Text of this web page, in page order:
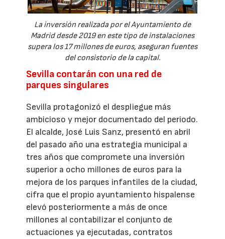
La inversión realizada por el Ayuntamiento de
Madrid desde 2019 en este tipo de instalaciones
supera los 17 millones de euros, aseguran fuentes
del consistorio de la capital.
Sevilla contarán con una red de
parques singulares
Sevilla protagonizó el despliegue más
ambicioso y mejor documentado del periodo.
El alcalde, José Luis Sanz, presentó en abril
del pasado año una estrategia municipal a
tres años que compromete una inversión
superior a ocho millones de euros para la
mejora de los parques infantiles de la ciudad,
cifra que el propio ayuntamiento hispalense
elevó posteriormente a más de once
millones al contabilizar el conjunto de
actuaciones ya ejecutadas, contratos